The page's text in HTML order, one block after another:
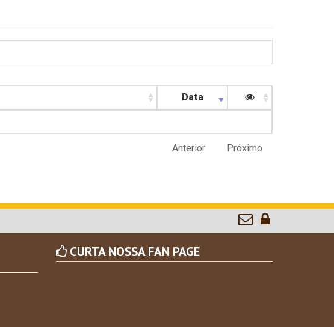
Data
Anterior Próximo
CURTA NOSSA FAN PAGE